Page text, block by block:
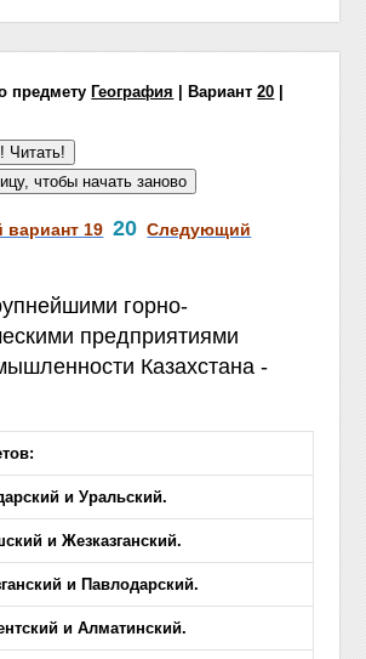
предмету География | Вариант20
19 20 Следующий
горно-
предприятиями
Казахстана -
и Уральский.
и Жезказганский.
и Павлодарский.
и Алматинский.